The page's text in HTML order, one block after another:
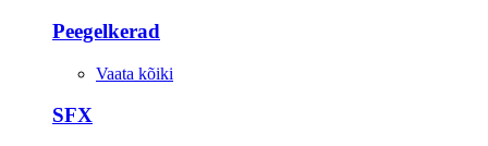
Peegelkerad
Vaata kõiki
SFX